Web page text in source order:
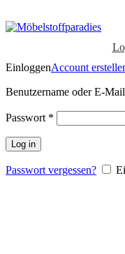
EinloggenAccount
Benutzername oder E-
Passwort *
Log in
Passwort vergessen?